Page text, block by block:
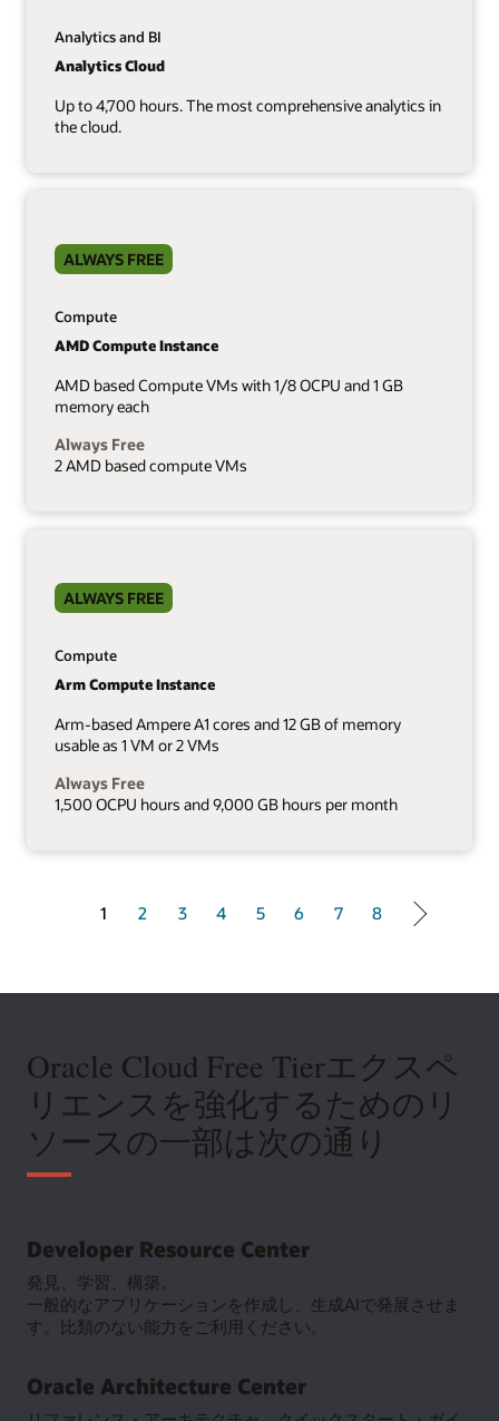
Analytics and BI
Analytics Cloud
Up to 4,700 hours. The most comprehensive analytics in
the cloud.
ALWAYS FREE
Compute
AMD Compute Instance
AMD based Compute VMs with 1/8 OCPU and 1 GB
memory each
Always Free
2 AMD based compute VMs
ALWAYS FREE
Compute
Arm Compute Instance
Arm-based Ampere A1 cores and 12 GB of memory
usable as 1 VM or 2 VMs
Always Free
1,500 OCPU hours and 9,000 GB hours per month
1
2 3 4 5 6 7 8
Oracle Cloud Free Tierエクスペ
リエンスを強化するためのリ
ソースの一部は次の通り
Developer Resource Center
発見、学習、構築。
一般的なアプリケーションを作成し、生成AIで発展させま
す。比類のない能力をご利用ください。
Resource
Center
Oracle Architecture Center